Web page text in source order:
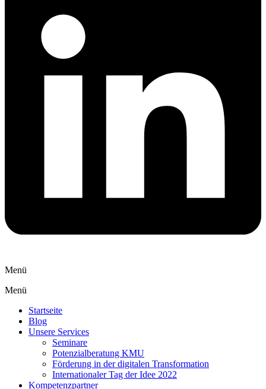
Menü
Menü
Startseite
Blog
Unsere Services
Seminare
Potenzialberatung KMU
Förderung in der digitalen Transformation
Internationaler Tag der Idee 2022
Kompetenzpartner